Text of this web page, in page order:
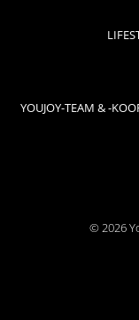
YOUJOY-TEAM & -
© 2026